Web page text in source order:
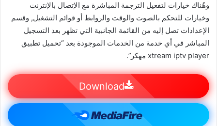
وهٌناك خيارات لتفعيل الترجمة المباشرة مع الإتصال بالإنترنت
وخيارات للتحكم بالصوت والوقت والروابط أو قوائم التشغيل, وقسم
الإعدادات تصل إليه من القائمة الجانبية التي تظهر بعد التسجيل
المباشر في أي خدمة من الخدمات الموجودة بعد “تحميل تطبيق
xtream iptv player مهكر”.
Download